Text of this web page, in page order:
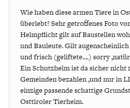
Wie haben diese armen Tiere in
überlebt? Sehr getroffenes Foto
Helmpflicht gilt auf Baustellen
und Bauleute. Gilt
und frisch (geliftete....) sorry
Ein Schutzhelm ist da sicher nicht
Gemeinden bezahlen ,und nur in
einzige passende schattige
Osttiroler Tierheim.